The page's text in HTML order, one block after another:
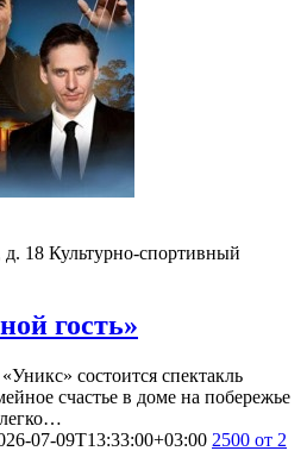
д. 18 Культурно-спортивный
гость»
состоится спектакль
счастье в доме на побережье
07-09T13:33:00+03:00 2500 от 2